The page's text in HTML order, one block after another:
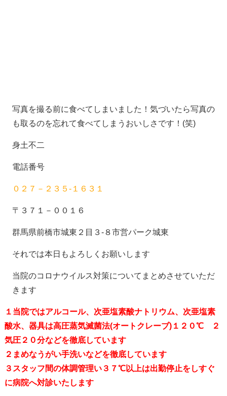
写真を撮る前に食べてしまいました！気づいたら写真の
も取るのを忘れて食べてしまうおいしさです！(笑)
身土不二
電話番号
０２７－２３５-１６３１
〒３７１－００１６
群馬県前橋市城東２目３-８市営パーク城東
それでは本日もよろしくお願いします
当院のコロナウイルス対策についてまとめさせていただ
きます
１当院ではアルコール、次亜塩素酸ナトリウム、次亜塩素
酸水、器具は高圧蒸気滅菌法(オートクレーブ)１２０℃ ２
気圧２０分などを徹底しています
２まめなうがい手洗いなどを徹底しています
３スタッフ間の体調管理い３７℃以上は出勤停止をしすぐ
に病院へ対診いたします